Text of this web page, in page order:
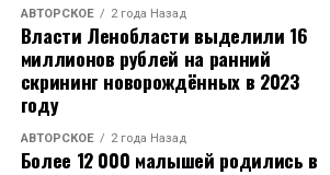
АВТОРСКОЕ 2 года Назад
Власти Ленобласти выделили 16
миллионов рублей на ранний
скрининг новорождённых в 2023
году
АВТОРСКОЕ 2 года Назад
Более 12 000 малышей родились в